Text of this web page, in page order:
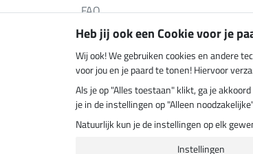
FAQ
Klimaatneutrale shop
Heb jij ook een Cookie voor je
Wij ook! We gebruiken cookies en andere
voor jou en je paard te tonen! Hiervoor
Als je op "Alles toestaan" klikt, ga je
je in de instellingen op "Alleen
Natuurlijk kun je de instellingen op elk
Instellingen